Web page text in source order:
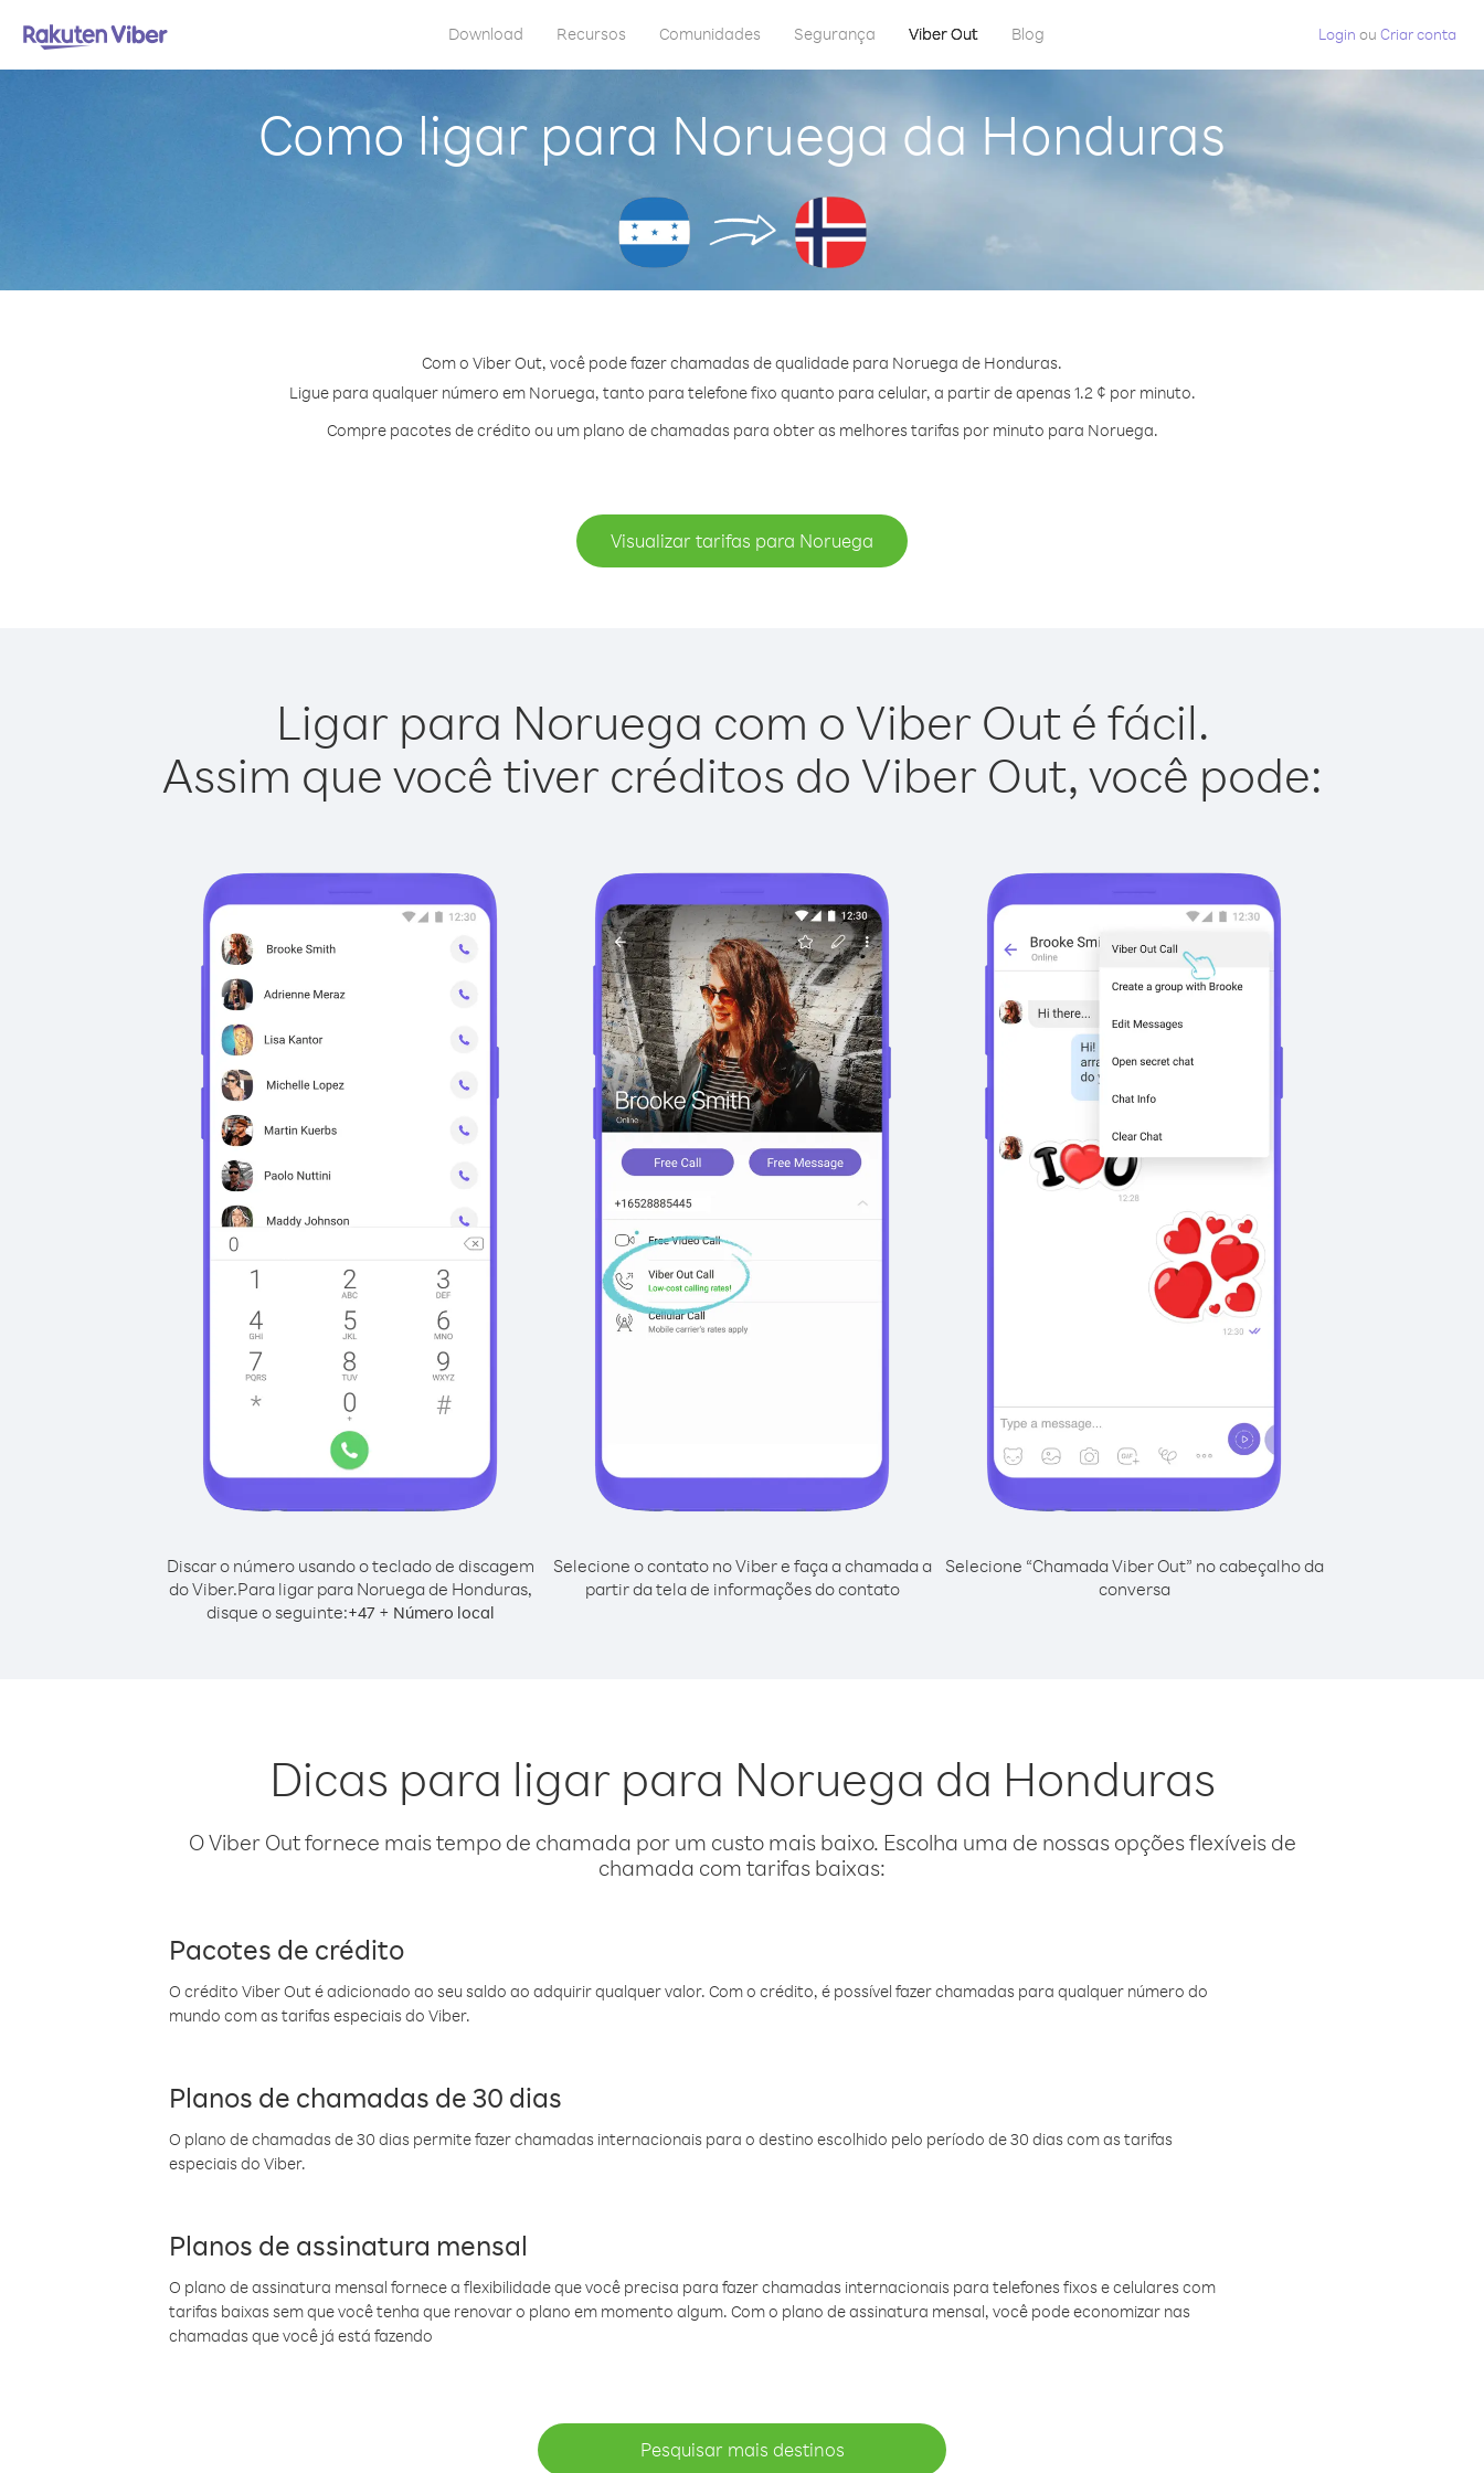
Download Recursos Comunidades Segurança Viber Out Blog Login ou Criar conta
Como ligar para Noruega da Honduras
Com o Viber Out, você pode fazer chamadas de qualidade para Noruega de Honduras.
Ligue para qualquer número em Noruega, tanto para telefone fixo quanto para celular, a partir de apenas 1.2 ¢ por minuto.
Compre pacotes de crédito ou um plano de chamadas para obter as melhores tarifas por minuto para Noruega.
Visualizar tarifas para Noruega
Ligar para Noruega com o Viber Out é fácil.
Assim que você tiver créditos do Viber Out, você pode:
Discar o número usando o teclado de discagem
do Viber.Para ligar para Noruega de Honduras,
disque o seguinte:+47+ Número local
Selecione o contato no Viber e faça a chamada a
partir da tela de informações do contato
Selecione “Chamada Viber Out” no cabeçalho da
conversa
Dicas para ligar para Noruega da Honduras
O Viber Out fornece mais tempo de chamada por um custo mais baixo. Escolha uma de nossas opções flexíveis de
chamada com tarifas baixas:
Pacotes de crédito
O crédito Viber Out é adicionado ao seu saldo ao adquirir qualquer valor. Com o crédito, é possível fazer chamadas para qualquer número do
mundo com as tarifas especiais do Viber.
Planos de chamadas de 30 dias
O plano de chamadas de 30 dias permite fazer chamadas internacionais para o destino escolhido pelo período de 30 dias com as tarifas
especiais do Viber.
Planos de assinatura mensal
O plano de assinatura mensal fornece a flexibilidade que você precisa para fazer chamadas internacionais para telefones fixos e celulares com
tarifas baixas sem que você tenha que renovar o plano em momento algum. Com o plano de assinatura mensal, você pode economizar nas
chamadas que você já está fazendo
Pesquisar mais destinos